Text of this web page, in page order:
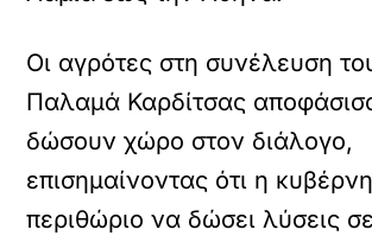
Οι αγρότες στη συνέλευση
Παλαμά Καρδίτσας
δώσουν χώρο στον διάλογο,
επισημαίνοντας ότι η
περιθώριο να δώσει λύσεις